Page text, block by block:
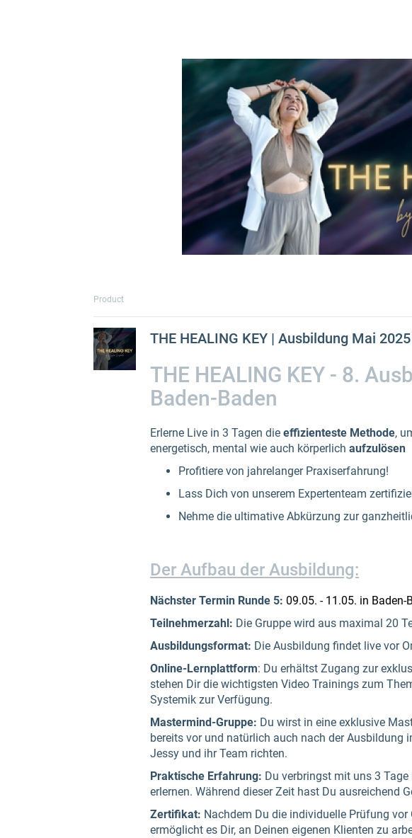
Product
THE HEALING KEY | Ausbildung Mai 2025
THE HEALING KEY - 8.
Baden-Baden
Erlerne Live in 3 Tagen die effizienteste Methode,
energetisch, mental wie auch körperlich aufzulösen
Profitiere von jahrelanger Praxiserfahrung!
Lass Dich von unserem Expertenteam
Nehme die ultimative Abkürzung zur
Der Aufbau der Ausbildung:
Nächster Termin Runde 5: 09.05. - 11.05. in Baden-
Teilnehmerzahl: Die Gruppe wird aus maximal 20
Ausbildungsformat: Die Ausbildung findet live vor
Online-Lernplattform: Du erhältst Zugang zur
stehen Dir die wichtigsten Video Trainings zum
Systemik zur Verfügung.
Mastermind-Gruppe: Du wirst in eine exklusive
bereits vor und natürlich auch nach der Ausbildung
Jessy und ihr Team richten.
Praktische Erfahrung: Du verbringst mit uns 3
erlernen. Während dieser Zeit hast Du ausreichend
Zertifikat: Nachdem Du die individuelle Prüfung
ermöglicht es Dir, an Deinen eigenen Klienten zu